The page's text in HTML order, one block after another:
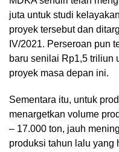
juta untuk studi
proyek tersebut dan
IV/2021. Perseroan pun
baru senilai Rp1,5 triliun
proyek masa depan ini.
Sementara itu, untuk
menargetkan volume
– 17.000 ton, jauh
produksi tahun lalu yang